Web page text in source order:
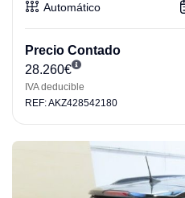
Automático
Precio Contado
28.260€
IVA deducible
REF: AKZ428542180